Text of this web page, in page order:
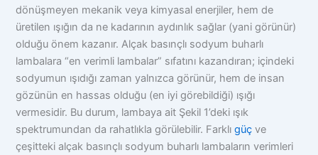
dönüşmeyen mekanik veya kimyasal enerjiler, hem de
üretilen ışığın da ne kadarının aydınlık sağlar (yani görünür)
olduğu önem kazanır. Alçak basınçlı sodyum buharlı
lambalara “en verimli lambalar” sıfatını kazandıran; içindeki
sodyumun ışıdığı zaman yalnızca görünür, hem de insan
gözünün en hassas olduğu (en iyi görebildiği) ışığı
vermesidir. Bu durum, lambaya ait Şekil 1’deki ışık
spektrumundan da rahatlıkla görülebilir. Farklıgüç ve
çeşitteki alçak basınçlı sodyum buharlı lambaların verimleri